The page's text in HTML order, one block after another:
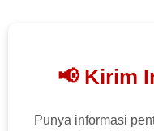
📢 Kirim
Punya informasi